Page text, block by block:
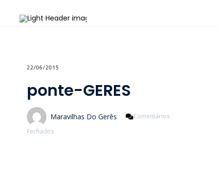
22/06/2015
ponte-GERES
Maravilhas Do Gerês
Comentários
FechadosEm